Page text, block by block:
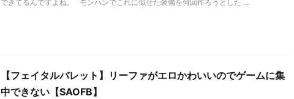
できてるんですよね。 モンハンでこれに似せた装備を何回作ろうとした ...
【フェイタルバレット】リーファがエロかわいいのでゲームに集
中できない【SAOFB】